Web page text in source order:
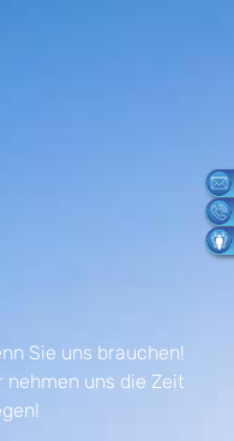
Sie uns brauchen!
nehmen uns die Zeit